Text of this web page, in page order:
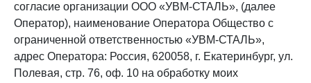
согласие организации ООО «УВМ-СТАЛЬ», (далее
Оператор), наименование Оператора Общество с
ограниченной ответственностью «УВМ-СТАЛЬ»,
адрес Оператора: Россия, 620058, г. Екатеринбург, ул.
Полевая, стр. 76, оф. 10 на обработку моих